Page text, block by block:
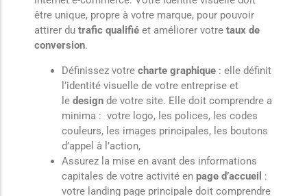
être unique, propre à votre marque, pour pouvoir
attirer du trafic qualifié et améliorer votre taux de
conversion.
Définissez votre charte graphique : elle définit
l’identité visuelle de votre entreprise et
le design de votre site. Elle doit comprendre a
minima : votre logo, les polices, les codes
couleurs, les images principales, les boutons
d’appel à l’action,
Assurez la mise en avant des informations
capitales de votre activité en page d’accueil :
votre landing page principale doit comprendre